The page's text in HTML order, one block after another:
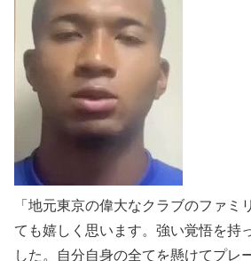
「地元東京の偉大なクラブのファミ
ても嬉しく思います。強い覚悟を持
した。自分自身の全てを懸けてプレ